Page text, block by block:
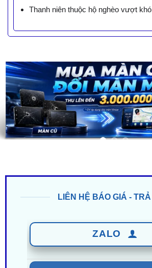
Thanh niên thuộc hộ nghèo vượt khó
0949 60 3979